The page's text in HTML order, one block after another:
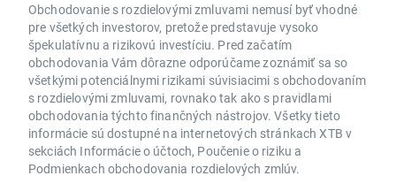
Obchodovanie s rozdielovými zmluvami nemusí byť vhodné
pre všetkých investorov, pretože predstavuje vysoko
špekulatívnu a rizikovú investíciu. Pred začatím
obchodovania Vám dôrazne odporúčame zoznámiť sa so
všetkými potenciálnymi rizikami súvisiacimi s obchodovaním
s rozdielovými zmluvami, rovnako tak ako s pravidlami
obchodovania týchto finančných nástrojov. Všetky tieto
informácie sú dostupné na internetových stránkach XTB v
sekciách Informácie o účtoch, Poučenie o riziku a
Podmienkach obchodovania rozdielových zmlúv.